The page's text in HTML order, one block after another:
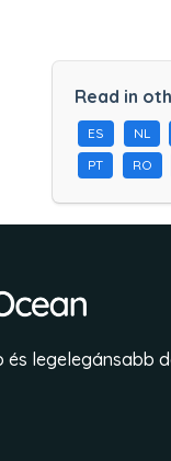
Read in
ES NL
PT
RO
és legelegánsabb